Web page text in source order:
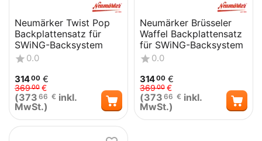
Neumärker Twist Pop
Backplattensatz für
SWiNG-Backsystem
0.0
31400 €
36900 €
(373 66 € inkl.
MwSt.)
Neumärker Brüsseler
Waffel Backplattensatz
für SWiNG-Backsystem
0.0
31400 €
36900 €
(373 66 € inkl.
MwSt.)